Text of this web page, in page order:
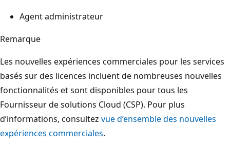
Agent administrateur
Remarque
Les nouvelles expériences commerciales pour les services
basés sur des licences incluent de nombreuses nouvelles
fonctionnalités et sont disponibles pour tous les
Fournisseur de solutions Cloud (CSP). Pour plus
d’informations, consultez vue d’ensemble des nouvelles
expériences commerciales.